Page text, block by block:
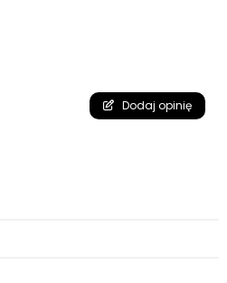
Dodaj opinię